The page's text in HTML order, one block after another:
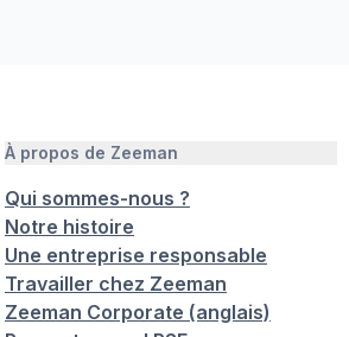
À propos de Zeeman
Qui sommes-nous ?
Notre histoire
Une entreprise responsable
Travailler chez Zeeman
Zeeman Corporate (anglais)